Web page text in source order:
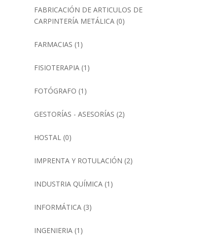
FABRICACIÓN DE ARTICULOS DE
CARPINTERÍA METÁLICA(0)
FARMACIAS (1)
FISIOTERAPIA(1)
FOTÓGRAFO (1)
GESTORÍAS - ASESORÍAS (2)
HOSTAL(0)
IMPRENTA Y ROTULACIÓN (2)
INDUSTRIA QUÍMICA(1)
INFORMÁTICA(3)
INGENIERIA(1)